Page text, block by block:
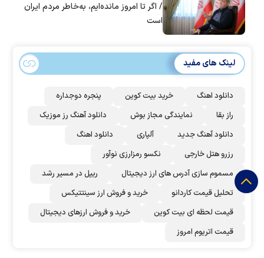
/ اگر تا امروز مانده‌ایم، به‌خاطر مردم ایران
است
لینک های مفید
دانلود اهنگ خرید بیت کوین
پنجره دوجداره
راز بقا
نمایندگی مجاز بوش
دانلود آهنگ رز‌ موزیک
دانلود آهنگ جدید
آلپاری
دانلود اهنگ
رزرو هتل خارجی
نکسو رمزارزی نوآور
مسموم سازی آدرس های ارز دیجیتال
ریپل در مسیر رشد
تحلیل قیمت کاردانو
خرید و فروش ارز سینتتیکس
قیمت لحظه ای بیت کوین
خرید و فروش ارزهای دیجیتال
قیمت اتریوم امروز